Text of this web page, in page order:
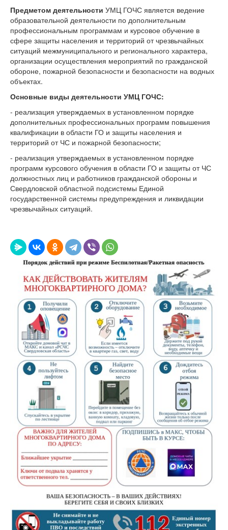
Предметом деятельности УМЦ ГОЧС является ведение
образовательной деятельности по дополнительным
профессиональным программам и курсовое обучение в
сфере защиты населения и территорий от чрезвычайных
ситуаций межмуниципального и регионального характера,
организации осуществления мероприятий по гражданской
обороне, пожарной безопасности и безопасности на водных
объектах.
Основные виды деятельности УМЦ ГОЧС:
- реализация утверждаемых в установленном порядке
дополнительных профессиональных программ повышения
квалификации в области ГО и защиты населения и
территорий от ЧС и пожарной безопасности;
- реализация утверждаемых в установленном порядке
программ курсового обучения в области ГО и защиты от ЧС
должностных лиц и работников гражданской обороны и
Свердловской областной подсистемы Единой
государственной системы предупреждения и ликвидации
чрезвычайных ситуаций.